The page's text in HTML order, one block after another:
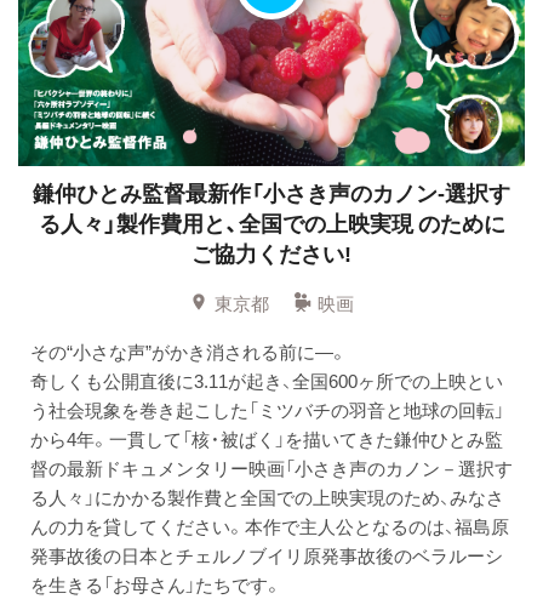
鎌仲ひとみ監督最新作「小さき声のカノン-選択す
る人々」製作費用と、全国での上映実現 のために
ご協力ください!
東京都
映画
その“小さな声”がかき消される前に―。
奇しくも公開直後に3.11が起き、全国600ヶ所での上映とい
う社会現象を巻き起こした「ミツバチの羽音と地球の回転」
から4年。一貫して「核・被ばく」を描いてきた鎌仲ひとみ監
督の最新ドキュメンタリー映画「小さき声のカノン－選択す
る人々」にかかる製作費と全国での上映実現のため、みなさ
んの力を貸してください。本作で主人公となるのは、福島原
発事故後の日本とチェルノブイリ原発事故後のベラルーシ
を生きる「お母さん」たちです。